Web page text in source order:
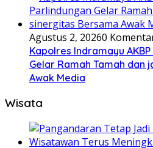
Agustus 2, 20260
Kapolres Indramayu
Gelar Ramah Tamah dan
Awak Media
Wisata